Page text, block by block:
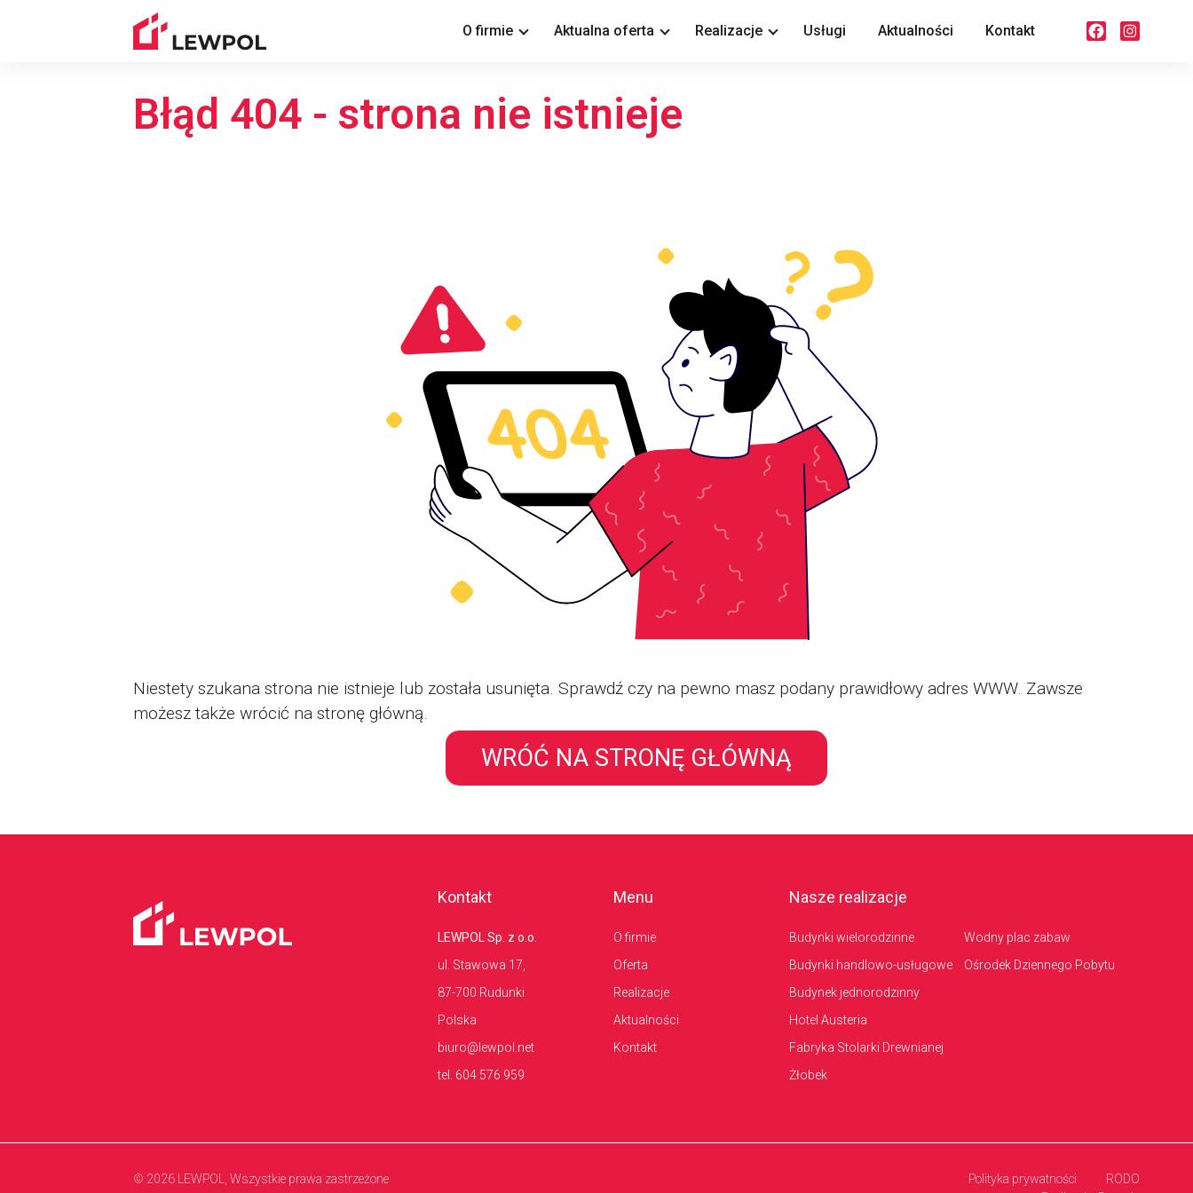
O firmie Aktualna oferta Realizacje Usługi Aktualności Kontakt
Błąd 404 - strona nie istnieje
Niestety szukana strona nie istnieje lub została usunięta. Sprawdź czy na pewno masz podany prawidłowy adres WWW. Zawsze
możesz także wrócić na stronę główną.
WRÓĆ NA STRONĘ GŁÓWNĄ
Kontakt
LEWPOL Sp. z o.o.
ul. Stawowa 17,
87-700 Rudunki
Polska
biuro@lewpol.net
tel. 604 576 959
Menu
O firmie
Oferta
Realizacje
Aktualności
Kontakt
Nasze realizacje
Budynki wielorodzinne
Budynki handlowo-usługowe
Budynek jednorodzinny
Hotel Austeria
Fabryka Stolarki Drewnianej
Żłobek
Wodny plac zabaw
Ośrodek Dziennego Pobytu
© 2026 LEWPOL, Wszystkie prawa zastrzeżone Polityka prywatności
RODO